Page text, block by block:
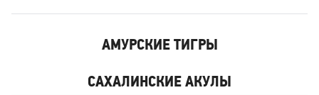
забившие
АМУРСКИЕ ТИГРЫ
САХАЛИНСКИЕ АКУЛЫ